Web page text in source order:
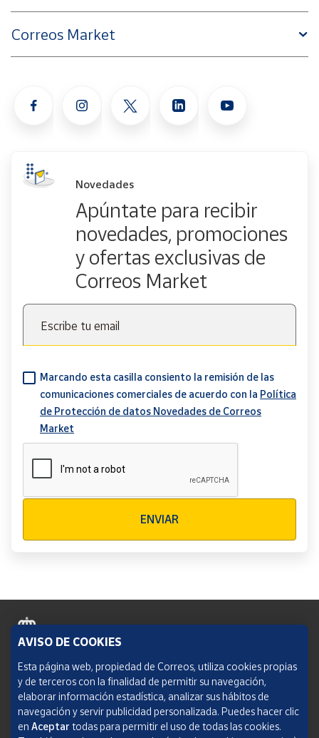
Correos Market
Novedades
Apúntate para recibir
novedades, promociones
y ofertas exclusivas de
Correos Market
Escribe tu email
Marcando esta casilla consiento la remisión de las
comunicaciones comerciales de acuerdo con la Política
de Protección de datos Novedades de Correos
Market
ENVIAR
Política de cookies
Aviso legal
Condiciones del servicio
AVISO DE COOKIES
Esta página web, propiedad de Correos, utiliza cookies propias
y de terceros con la finalidad de permitir su navegación,
elaborar información estadística, analizar sus hábitos de
navegación y servir publicidad personalizada. Puedes hacer clic
en Aceptar todas para permitir el uso de todas las cookies.